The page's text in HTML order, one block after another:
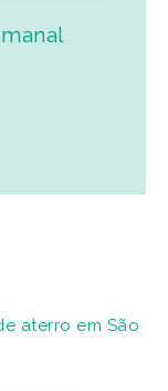
aterro em São